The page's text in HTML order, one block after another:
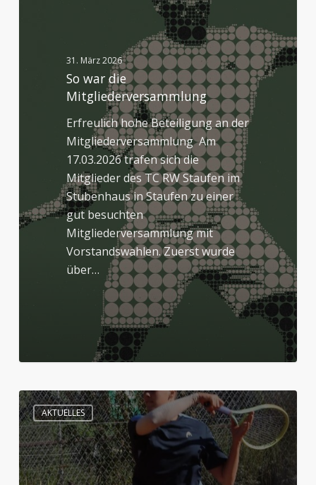
31. März 2026
So war die
Mitgliederversammlung
Erfreulich hohe Beteiligung an der
Mitgliederversammlung Am
17.03.2026 trafen sich die
Mitglieder des TC RW Staufen im
Stubenhaus in Staufen zu einer
gut besuchten
Mitgliederversammlung mit
Vorstandswahlen. Zuerst wurde
über…
AKTUELLES
Bucht
euren
Tennisplatz
online